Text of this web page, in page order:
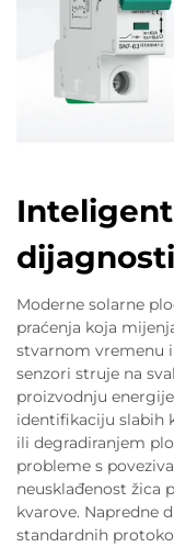
Moderne solarne
praćenja koja
stvarnom vremenu
senzori struje na
proizvodnju
identifikaciju slabih
ili degradiranjem
probleme s
neusklađenost žica
kvarove. Napredne
standardnih